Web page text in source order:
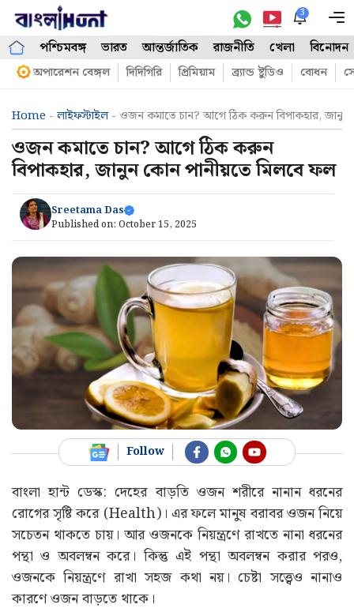
Skip
content
3
পশ্চিমবঙ্গ ভারত আন্তর্জাতিক রাজনীতি খেলা বিনোদন
অপারেশন বেঙ্গল দিদিগিরি প্রিমিয়াম ব্র্যান্ড ষ্টুডিও বোধন
Home - লাইফস্টাইল- ওজন কমাতে চান? আগে ঠিক করুন বিপাকহার, জানুন
ওজন কমাতে চান? আগে ঠিক করুন
বিপাকহার, জানুন কোন পানীয়তে মিলবে ফল
Sreetama Das
Published on: October 15, 2025
Follow
বাংলা হান্ট ডেস্ক: দেহের বাড়তি ওজন শরীরে নানান ধরনের
রোগের সৃষ্টি করে (Health)। এর ফলে মানুষ বরাবর ওজন নিয়ে
সচেতন থাকতে চায়। আর ওজনকে নিয়ন্ত্রণে রাখতে নানা ধরনের
পন্থা ও অবলম্বন করে। কিন্তু এই পন্থা অবলম্বন করার পরও,
ওজনকে নিয়ন্ত্রণে রাখা সহজ কথা নয়। চেষ্টা সত্ত্বেও নানাও
কারণে ওজন বাড়তে থাকে।